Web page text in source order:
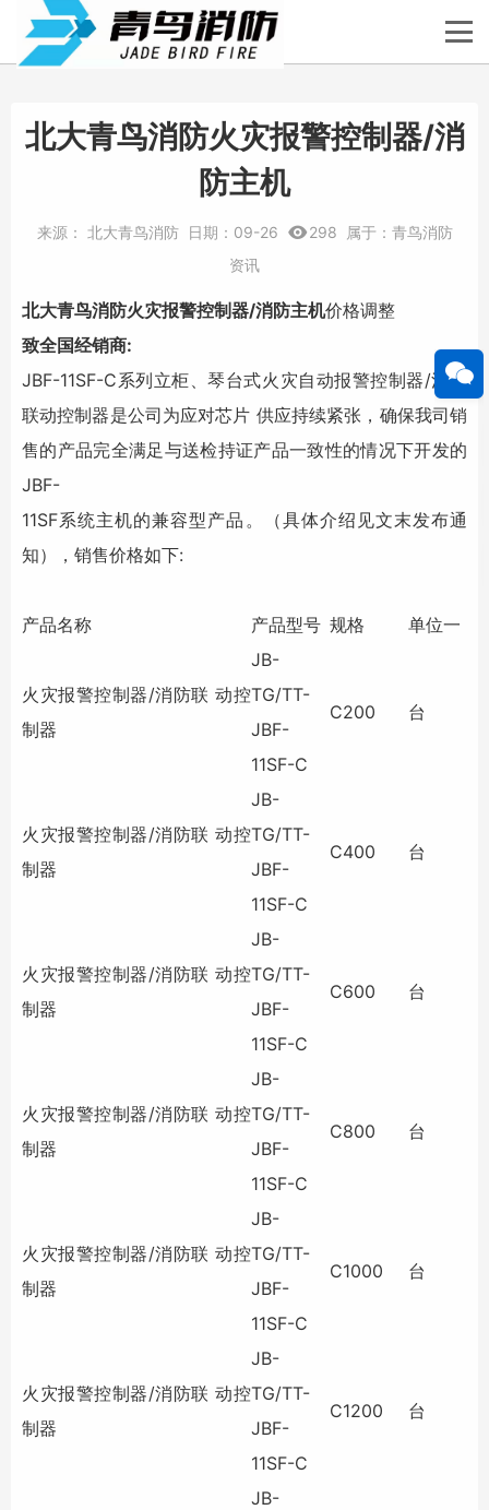
北大青鸟消防火灾报警控制器/消
防主机
来源： 北大青鸟消防 日期： 09-26 298 属于： 青鸟消防
资讯
北大青鸟消防火灾报警控制器/消防主机价格调整
致全国经销商:
JBF-11SF-C系列立柜、琴台式火灾自动报警控制器/消防
联动控制器是公司为应对芯片 供应持续紧张，确保我司销
售的产品完全满足与送检持证产品一致性的情况下开发的
JBF-
11SF系统主机的兼容型产品。（具体介绍见文末发布通
知），销售价格如下:
产品名称 产品型号 规格 单位一
火灾报警控制器/消防联 动控
制器
JB-
TG/TT-
JBF-
11SF-C
C200 台
火灾报警控制器/消防联 动控
制器
JB-
TG/TT-
JBF-
11SF-C
C400 台
火灾报警控制器/消防联 动控
制器
JB-
TG/TT-
JBF-
11SF-C
C600 台
火灾报警控制器/消防联 动控
制器
JB-
TG/TT-
JBF-
11SF-C
C800 台
火灾报警控制器/消防联 动控
制器
JB-
TG/TT-
JBF-
11SF-C
C1000 台
火灾报警控制器/消防联 动控
制器
JB-
TG/TT-
JBF-
11SF-C
C1200 台
JB-